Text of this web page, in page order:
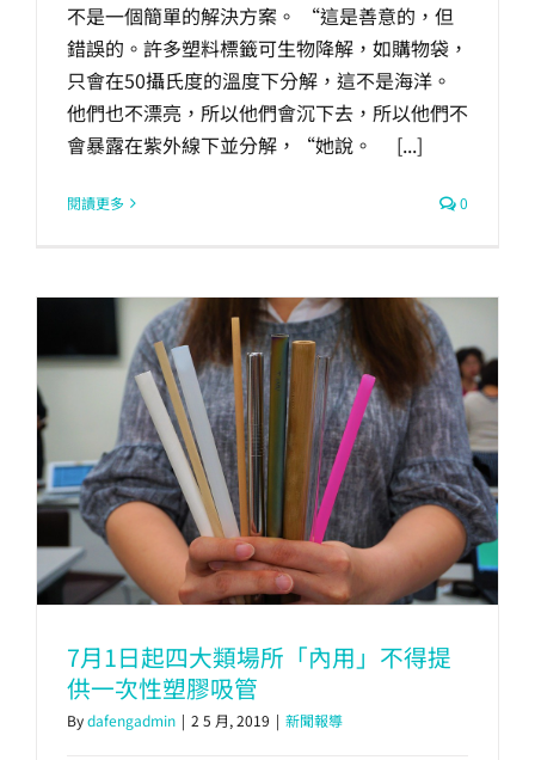
不是一個簡單的解決方案。 “這是善意的，但
錯誤的。許多塑料標籤可生物降解，如購物袋，
只會在50攝氏度的溫度下分解，這不是海洋。
他們也不漂亮，所以他們會沉下去，所以他們不
會暴露在紫外線下並分解，“她說。 [...]
閱讀更多 0
7月1日起四大類場所「內用」不得提
供一次性塑膠吸管
Bydafengadmin | 2 5 月, 2019 | 新聞報導